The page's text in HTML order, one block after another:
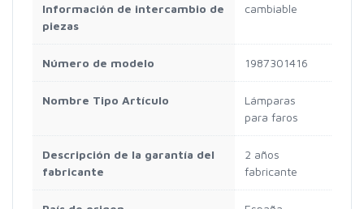
Información de intercambio de
piezas
cambiable
Número de modelo 1987301416
Nombre Tipo Artículo
Lámparas
para faros
Descripción de la garantía del
fabricante
2 años
fabricante